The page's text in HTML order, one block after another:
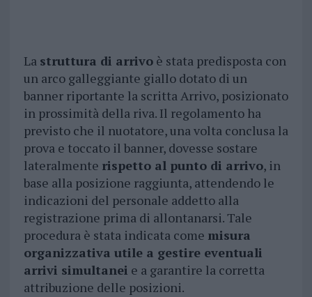
La struttura di arrivoè stata predisposta con
un arco galleggiante giallo dotato di un
banner riportante la scritta Arrivo, posizionato
in prossimità della riva. Il regolamento ha
previsto che il nuotatore, una volta conclusa la
prova e toccato il banner, dovesse sostare
lateralmente rispetto al punto di arrivo, in
base alla posizione raggiunta, attendendo le
indicazioni del personale addetto alla
registrazione prima di allontanarsi. Tale
procedura è stata indicata come misura
organizzativa utile a gestire eventuali
arrivi simultanei e a garantire la corretta
attribuzione delle posizioni.